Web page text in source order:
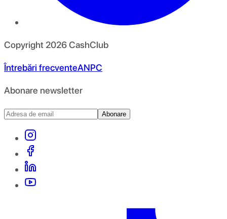
Copyright 2026CashClub
Întrebări frecventeANPC
Abonare newsletter
Abonare